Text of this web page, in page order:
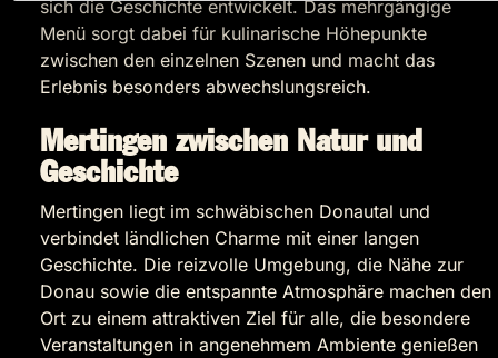
sich die Geschichte entwickelt. Das mehrgängige
Menü sorgt dabei für kulinarische Höhepunkte
zwischen den einzelnen Szenen und macht das
Erlebnis besonders abwechslungsreich.
Mertingen zwischen Natur und
Geschichte
Mertingen liegt im schwäbischen Donautal und
verbindet ländlichen Charme mit einer langen
Geschichte. Die reizvolle Umgebung, die Nähe zur
Donau sowie die entspannte Atmosphäre machen den
Ort zu einem attraktiven Ziel für alle, die besondere
Veranstaltungen in angenehmem Ambiente genießen